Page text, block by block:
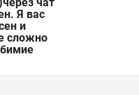
Я вас
и
сложно